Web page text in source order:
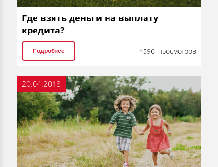
Где взять деньги на выплату
кредита?
Подробнее 4596 просмотров
20.04.2018